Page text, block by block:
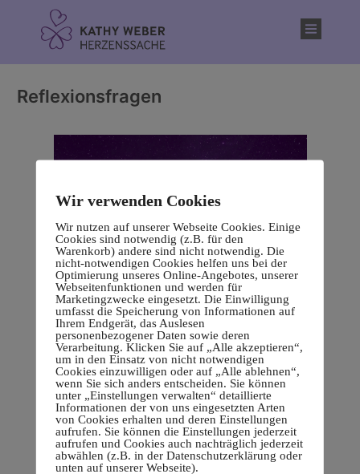
Reflexionsfragen
Wir verwenden Cookies
Wir nutzen auf unserer Webseite Cookies. Einige
Cookies sind notwendig (z.B. für den
Warenkorb) andere sind nicht notwendig. Die
nicht-notwendigen Cookies helfen uns bei der
Optimierung unseres Online-Angebotes, unserer
Webseitenfunktionen und werden für
Marketingzwecke eingesetzt. Die Einwilligung
umfasst die Speicherung von Informationen auf
Ihrem Endgerät, das Auslesen
personenbezogener Daten sowie deren
Verarbeitung. Klicken Sie auf „Alle akzeptieren“,
um in den Einsatz von nicht notwendigen
Cookies einzuwilligen oder auf „Alle ablehnen“,
wenn Sie sich anders entscheiden. Sie können
unter „Einstellungen verwalten“ detaillierte
Informationen der von uns eingesetzten Arten
von Cookies erhalten und deren Einstellungen
aufrufen. Sie können die Einstellungen jederzeit
aufrufen und Cookies auch nachträglich jederzeit
abwählen (z.B. in der Datenschutzerklärung oder
unten auf unserer Webseite).